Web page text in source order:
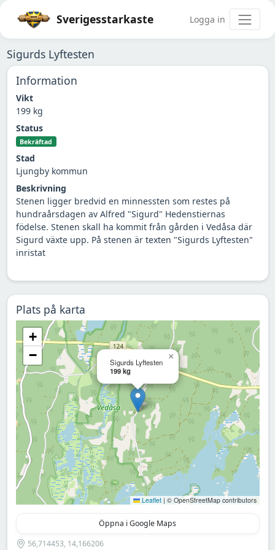
Sverigesstarkaste Logga in
Sigurds Lyftesten
Information
Vikt
199 kg
Status
Bekräftad
Stad
Ljungby kommun
Beskrivning
Stenen ligger bredvid en minnessten som restes på
hundraårsdagen av Alfred "Sigurd" Hedenstiernas
födelse. Stenen skall ha kommit från gården i Vedåsa där
Sigurd växte upp. På stenen är texten "Sigurds Lyftesten"
inristat
Plats på karta
Sigurds Lyftesten
199 kg
×
+
−
Leaflet | © OpenStreetMap contributors
Öppna i Google Maps
56,714453, 14,166206